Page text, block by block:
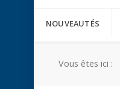
NOUVEAUTÉS
Vous êtes ici :